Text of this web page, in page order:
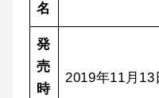
名
発
売
時
2019年11月13